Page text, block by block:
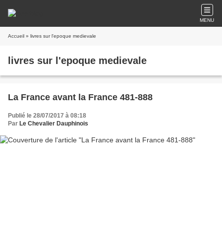
MENU
Accueil » livres sur l'epoque medievale
livres sur l'epoque medievale
La France avant la France 481-888
Publié le 28/07/2017 à 08:18
Par Le Chevalier Dauphinois